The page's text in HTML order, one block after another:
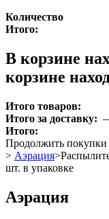
Количество
Итого:
В корзине
корзине
Итого товаров:
Итого за доставку:
Итого:
Продолжить покупки
> Аэрация>
шт. в упаковке
Аэрация